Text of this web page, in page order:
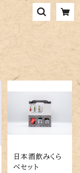
日本酒飲みくら
べセット